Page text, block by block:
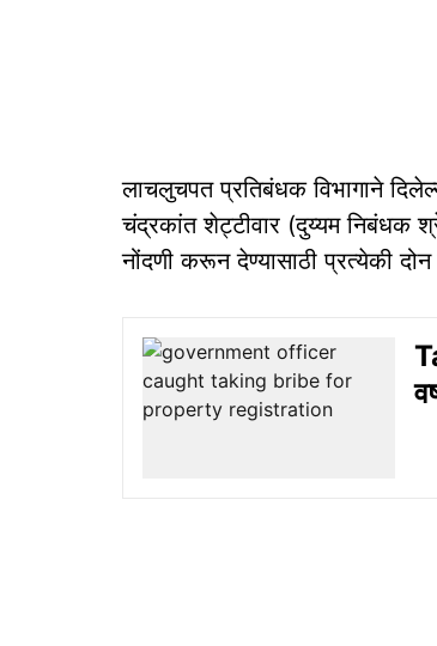
लाचलुचपत प्रतिबंधक विभागाने
चंद्रकांत शेट्टीवार (दुय्यम निबंधक
नोंदणी करून देण्यासाठी प्रत्येकी